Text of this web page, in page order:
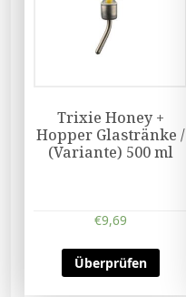
Trixie Honey +
Hopper Glastränke /
(Variante) 500 ml
€9,69
Überprüfen